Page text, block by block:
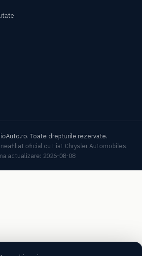
Toate drepturile rezervate.
oficial cu Fiat Chrysler Automobiles.
actualizare: 2026-08-08